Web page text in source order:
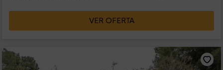
VER OFERTA